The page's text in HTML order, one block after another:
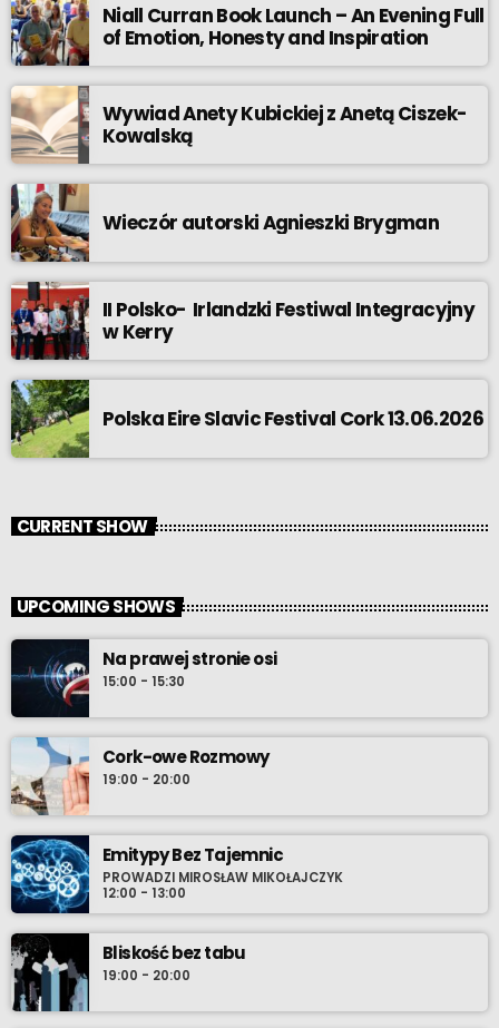
Niall Curran Book Launch – An Evening Full
of Emotion, Honesty and Inspiration
Wywiad Anety Kubickiej z Anetą Ciszek-
Kowalską
Wieczór autorski Agnieszki Brygman
II Polsko- Irlandzki Festiwal Integracyjny
w Kerry
Polska Eire Slavic Festival Cork 13.06.2026
CURRENT SHOW
UPCOMING SHOWS
Na prawej stronie osi
15:00 - 15:30
Cork-owe Rozmowy
19:00 - 20:00
Emitypy Bez Tajemnic
PROWADZI MIROSŁAW MIKOŁAJCZYK
12:00 - 13:00
Bliskość bez tabu
19:00 - 20:00